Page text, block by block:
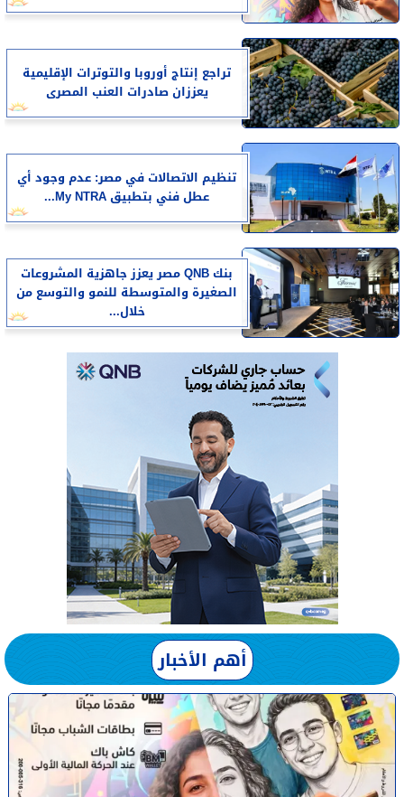
تراجع إنتاج أوروبا والتوترات الإقليمية
يعززان صادرات العنب المصرى
تنظيم الاتصالات في مصر: عدم وجود أي
عطل فني بتطبيق My NTRA...
بنك QNB مصر يعزز جاهزية المشروعات
الصغيرة والمتوسطة للنمو والتوسع من
خلال...
أهم الأخبار